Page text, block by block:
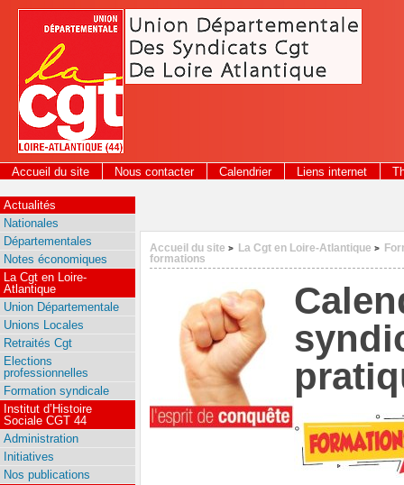
Panneau de gestion des cookies
Accueil du site Nous contacter Calendrier Liens internet
Accueil du site > La Cgt en Loire-Atlantique >
formations
Actualités
Nationales
Départementales
Notes économiques
La Cgt en Loire-
Atlantique
Union Départementale
Unions Locales
Retraités Cgt
Elections
professionnelles
Formation syndicale
Institut d’Histoire
Sociale CGT 44
Administration
Initiatives
Nos publications